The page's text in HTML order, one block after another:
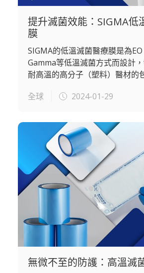
提升滅菌效能：SIGMA低
膜
SIGMA的低溫滅菌醫療膜是為EO
Gamma等低溫滅菌方式而設計
耐高溫的高分子（塑料）醫材的
全球
2024-01-29
無微不至的防護：高溫滅